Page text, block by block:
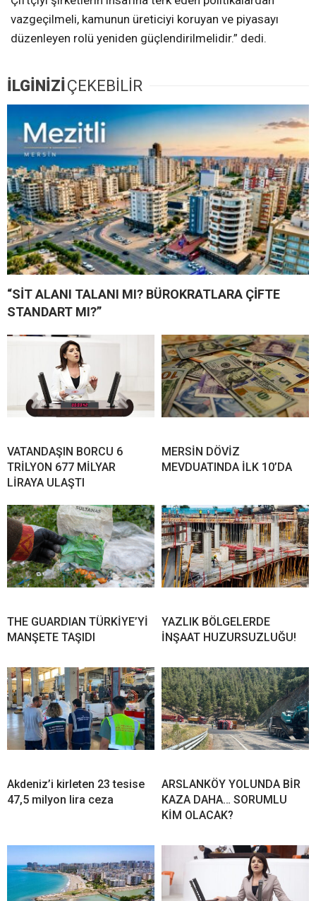
vazgeçilmeli, kamunun üreticiyi koruyan ve piyasayı
düzenleyen rolü yeniden güçlendirilmelidir.” dedi.
İLGİNİZİÇEKEBİLİR
“SİT ALANI TALANI MI? BÜROKRATLARA ÇİFTE
STANDART MI?”
VATANDAŞIN BORCU 6
TRİLYON 677 MİLYAR
LİRAYA ULAŞTI
MERSİN DÖVİZ
MEVDUATINDA İLK 10’DA
THE GUARDIAN TÜRKİYE’Yİ
MANŞETE TAŞIDI
YAZLIK BÖLGELERDE
İNŞAAT HUZURSUZLUĞU!
Akdeniz’i kirleten 23 tesise
47,5 milyon lira ceza
ARSLANKÖY YOLUNDA BİR
KAZA DAHA… SORUMLU
KİM OLACAK?